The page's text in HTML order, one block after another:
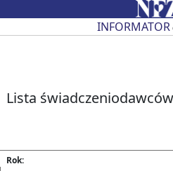
Przejdź do strony głównejINFORMATOR
Lista świadczeniodawców
Rok: